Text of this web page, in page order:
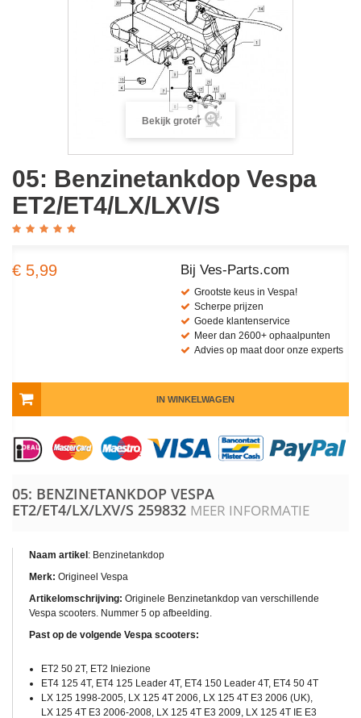
Bekijk groter
05: Benzinetankdop Vespa
ET2/ET4/LX/LXV/S
€ 5,99 Bij Ves-Parts.com
Grootste keus in Vespa!
Scherpe prijzen
Goede klantenservice
Meer dan 2600+ ophaalpunten
Advies op maat door onze experts
IN WINKELWAGEN
05: BENZINETANKDOP VESPA
ET2/ET4/LX/LXV/S 259832 MEER INFORMATIE
Naam artikel : Benzinetankdop
Merk: Origineel Vespa
Artikelomschrijving: Originele Benzinetankdop van verschillende
Vespa scooters. Nummer 5 op afbeelding.
Past op de volgende Vespa scooters:
ET2 50 2T, ET2 Iniezione
ET4 125 4T, ET4 125 Leader 4T, ET4 150 Leader 4T, ET4 50 4T
LX 125 1998-2005, LX 125 4T 2006, LX 125 4T E3 2006 (UK),
LX 125 4T E3 2006-2008, LX 125 4T E3 2009, LX 125 4T IE E3